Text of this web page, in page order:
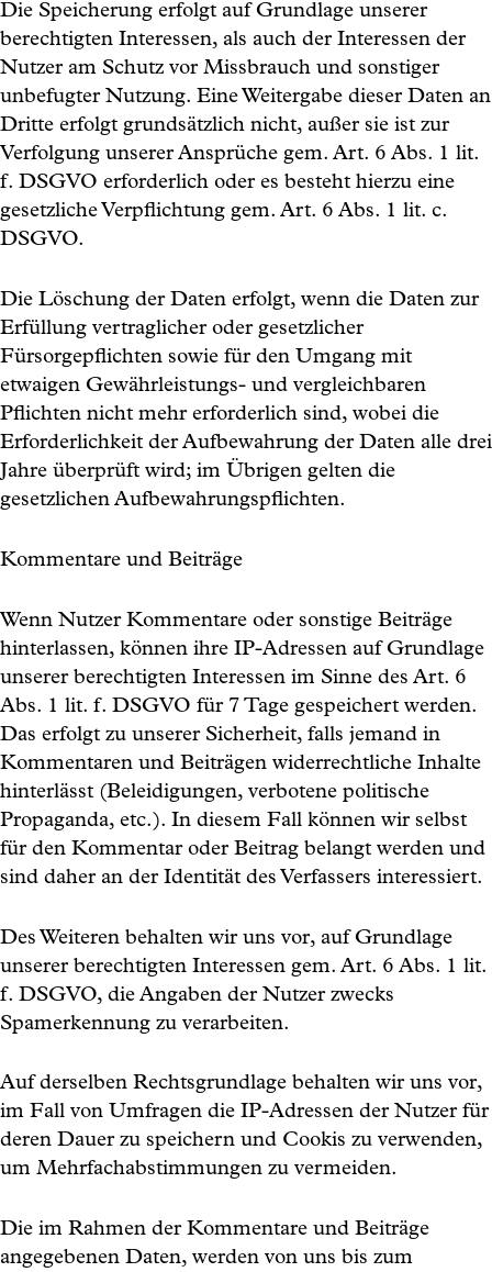
Die Speicherung erfolgt auf Grundlage unserer
berechtigten Interessen, als auch der Interessen der
Nutzer am Schutz vor Missbrauch und sonstiger
unbefugter Nutzung. Eine Weitergabe dieser Daten an
Dritte erfolgt grundsätzlich nicht, außer sie ist zur
Verfolgung unserer Ansprüche gem. Art. 6 Abs. 1 lit.
f. DSGVO erforderlich oder es besteht hierzu eine
gesetzliche Verpflichtung gem. Art. 6 Abs. 1 lit. c.
DSGVO.
Die Löschung der Daten erfolgt, wenn die Daten zur
Erfüllung vertraglicher oder gesetzlicher
Fürsorgepflichten sowie für den Umgang mit
etwaigen Gewährleistungs- und vergleichbaren
Pflichten nicht mehr erforderlich sind, wobei die
Erforderlichkeit der Aufbewahrung der Daten alle drei
Jahre überprüft wird; im Übrigen gelten die
gesetzlichen Aufbewahrungspflichten.
Kommentare und Beiträge
Wenn Nutzer Kommentare oder sonstige Beiträge
hinterlassen, können ihre IP-Adressen auf Grundlage
unserer berechtigten Interessen im Sinne des Art. 6
Abs. 1 lit. f. DSGVO für 7 Tage gespeichert werden.
Das erfolgt zu unserer Sicherheit, falls jemand in
Kommentaren und Beiträgen widerrechtliche Inhalte
hinterlässt (Beleidigungen, verbotene politische
Propaganda, etc.). In diesem Fall können wir selbst
für den Kommentar oder Beitrag belangt werden und
sind daher an der Identität des Verfassers interessiert.
Des Weiteren behalten wir uns vor, auf Grundlage
unserer berechtigten Interessen gem. Art. 6 Abs. 1 lit.
f. DSGVO, die Angaben der Nutzer zwecks
Spamerkennung zu verarbeiten.
Auf derselben Rechtsgrundlage behalten wir uns vor,
im Fall von Umfragen die IP-Adressen der Nutzer für
deren Dauer zu speichern und Cookis zu verwenden,
um Mehrfachabstimmungen zu vermeiden.
Die im Rahmen der Kommentare und Beiträge
angegebenen Daten, werden von uns bis zum